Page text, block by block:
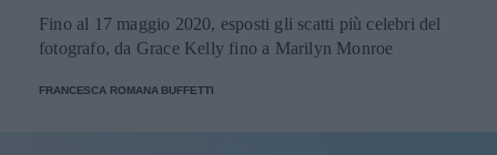
Fino al 17 maggio 2020, esposti gli scatti più celebri del
fotografo, da Grace Kelly fino a Marilyn Monroe
FRANCESCA ROMANA BUFFETTI